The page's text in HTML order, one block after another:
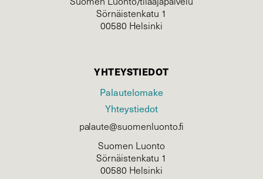
Sörnäistenkatu 1
00580 Helsinki
YHTEYSTIEDOT
Palautelomake
Yhteystiedot
palaute@suomenluonto.fi
Suomen Luonto
Sörnäistenkatu 1
00580 Helsinki